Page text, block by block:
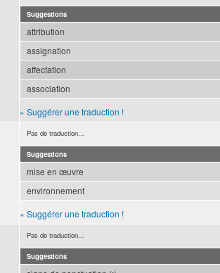
Suggestions
attribution
assignation
affectation
association
» Suggérer une traduction !
Pas de traduction...
Suggestions
mise en œuvre
environnement
» Suggérer une traduction !
Pas de traduction...
Suggestions